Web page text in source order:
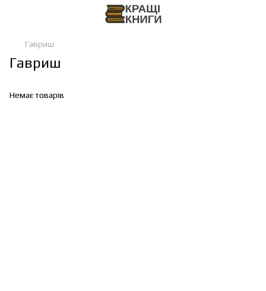
Гавриш
Гавриш
Немає товарів